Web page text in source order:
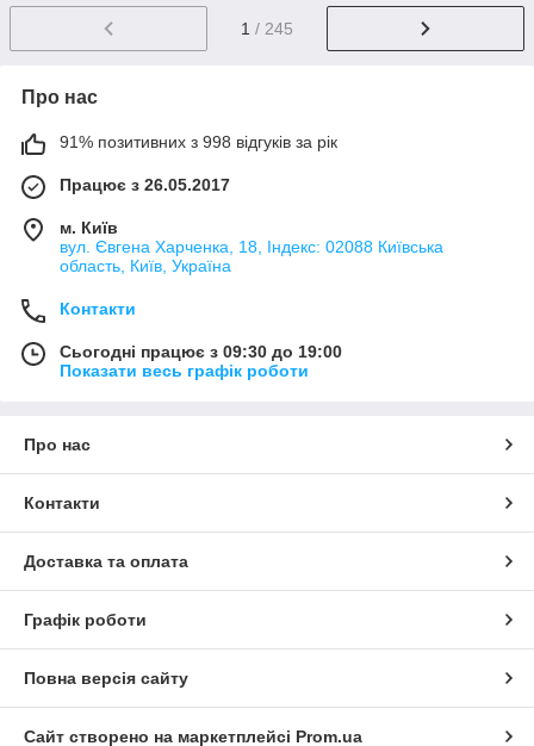
1 / 245
Про нас
91% позитивних з 998 відгуків за рік
Працює з 26.05.2017
м. Київ
вул. Євгена Харченка, 18, Індекс: 02088 Київська
область, Київ, Україна
Контакти
Сьогодні працює з 09:30 до 19:00
Показати весь графік роботи
Про нас
Контакти
Доставка та оплата
Графік роботи
Повна версія сайту
Сайт створено на маркетплейсі Prom.ua